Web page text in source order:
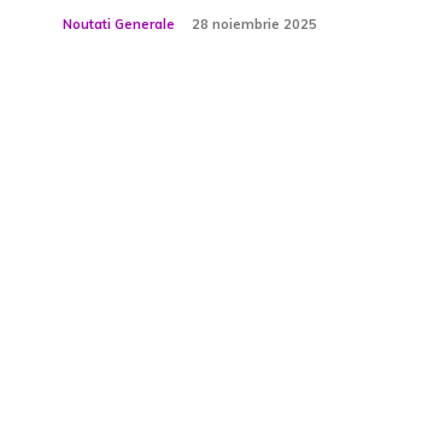
Noutati Generale 28 noiembrie 2025